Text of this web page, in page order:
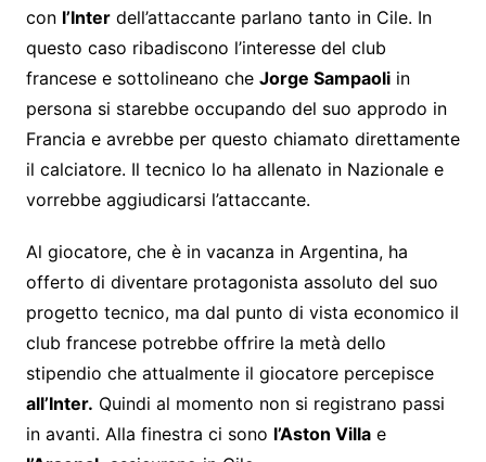
con l’Interdell’attaccante parlano tanto in Cile. In
questo caso ribadiscono l’interesse del club
francese e sottolineano che Jorge Sampaoliin
persona si starebbe occupando del suo approdo in
Francia e avrebbe per questo chiamato direttamente
il calciatore. Il tecnico lo ha allenato in Nazionale e
vorrebbe aggiudicarsi l’attaccante.
Al giocatore, che è in vacanza in Argentina, ha
offerto di diventare protagonista assoluto del suo
progetto tecnico, ma dal punto di vista economico il
club francese potrebbe offrire la metà dello
stipendio che attualmente il giocatore percepisce
all’Inter. Quindi al momento non si registrano passi
in avanti. Alla finestra ci sono l’Aston Villae